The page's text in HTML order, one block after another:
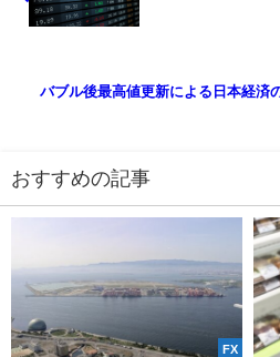
バブル後最高値更新による日本経済
おすすめの記事
FX